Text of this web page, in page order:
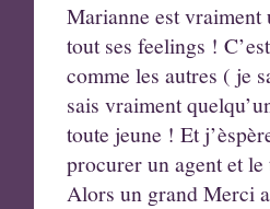
Marianne est
tout ses feelings !
comme les autres ( je
sais vraiment
toute jeune ! Et
procurer un agent et
Alors un grand Merci